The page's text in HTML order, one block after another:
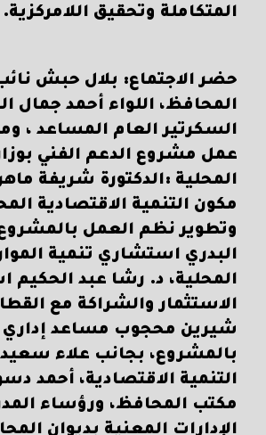
المتكاملة وتحقيق اللامركزية.
حضر الاجتماع: بلال حبش
المحافظ، اللواء أحمد جمال
السكرتير العام المساعد ،
عمل مشروع الدعم الفني
المحلية :الدكتورة شريفة
مكون التنمية الاقتصادية
وتطوير نظم العمل
البدري استشاري تنمية
المحلية، د. رشا عبد الحكيم
الاستثمار والشراكة مع
شيرين محجوب مساعد إداري
بالمشروع، بجانب علاء سعيد
التنمية الاقتصادية، أحمد
مكتب المحافظ، ورؤساء
الإدارات المعنية بديوان